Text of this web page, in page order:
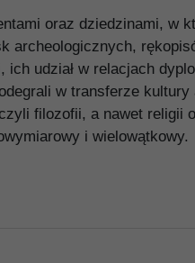
oraz dziedzinami, w
archeologicznych,
ich udział w relacjach
w transferze
filozofii, a nawet
i wielowątkowy.